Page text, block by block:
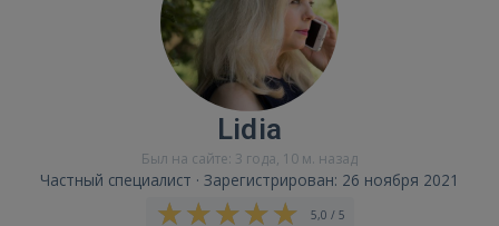
Lidia
Был на сайте: 3 года, 10 м. назад
Частный специалист · Зарегистрирован: 26 ноября 2021
5,0 / 5